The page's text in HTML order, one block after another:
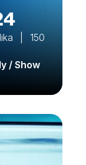
| 150
/ Show